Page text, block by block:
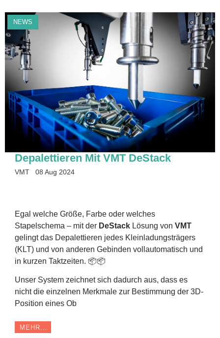
NEWS
Depalettieren Mit VMT DeStack
VMT 08 Aug 2024
Egal welche Größe, Farbe oder welches
Stapelschema – mit der DeStack Lösung von VMT
gelingt das Depalettieren jedes Kleinladungsträgers
(KLT) und von anderen Gebinden vollautomatisch und
in kurzen Taktzeiten. 📦📦
Unser System zeichnet sich dadurch aus, dass es
nicht die einzelnen Merkmale zur Bestimmung der 3D-
Position eines Ob
MEHR...